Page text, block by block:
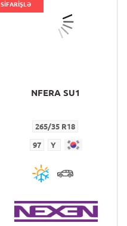
SİFARİŞLƏ
NFERA SU1
265/35 R18
97 Y